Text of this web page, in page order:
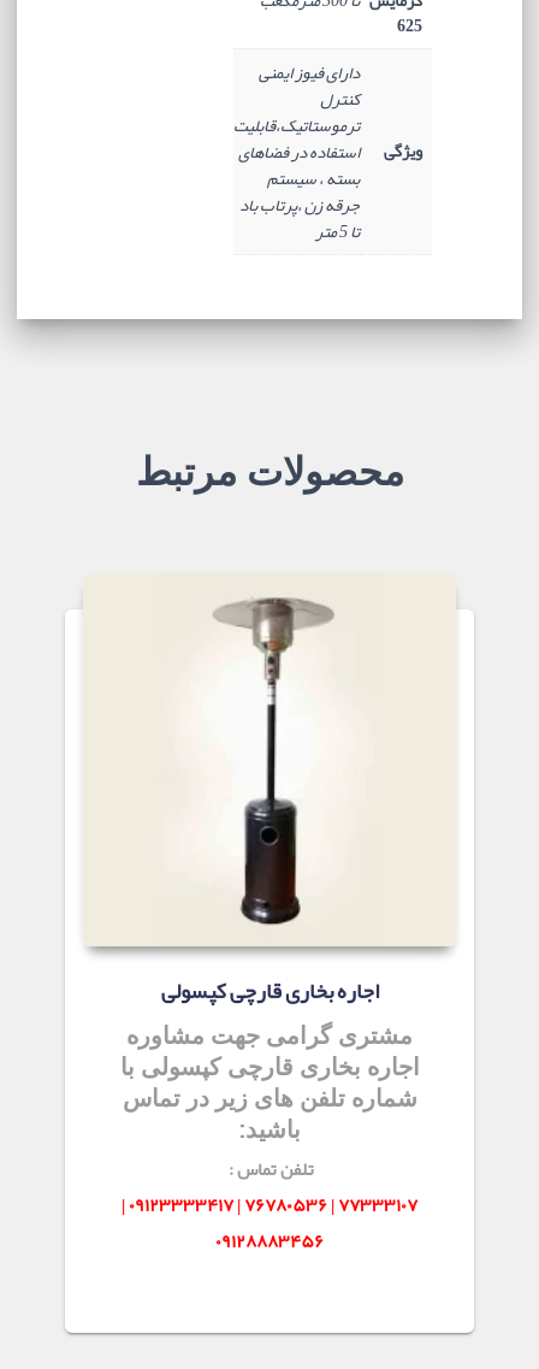
625
ویژگی
دارای فیوز ایمنی
کنترل
ترموستاتیک،قابلیت
استفاده در فضاهای
بسته ، سیستم
جرقه زن ،پرتاب باد
تا 5 متر
محصولات مرتبط
اجاره بخاری قارچی کپسولی
مشتری گرامی جهت مشاوره
اجاره بخاری قارچی کپسولی با
شماره تلفن های زیر در تماس
باشید:
تلفن تماس :
۷۷۳۳۳۱۰۷ | ۷۶۷۸۰۵۳۶ | ۰۹۱۲۳۳۳۳۴۱۷ |
۰۹۱۲۸۸۸۳۴۵۶